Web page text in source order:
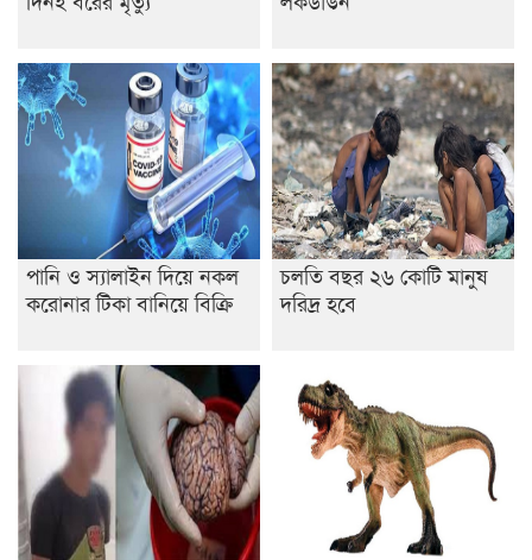
পানি ও স্যালাইন দিয়ে নকল
করোনার টিকা বানিয়ে বিক্রি
চলতি বছর ২৬ কোটি মানুষ
দরিদ্র হবে